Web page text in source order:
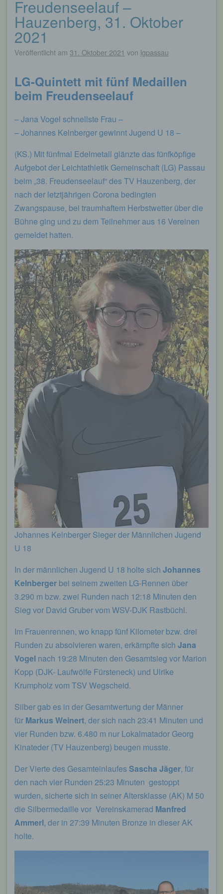
Beitragsnavigation
Freudenseelauf –
Hauzenberg, 31. Oktober
2021
Veröffentlicht am 31. Oktober 2021 von lgpassau
LG-Quintett mit fünf Medaillen
beim Freudenseelauf
– Jana Vogel schnellste Frau –
– Johannes Kelnberger gewinnt Jugend U 18 –
(KS.) Mit fünfmal Edelmetall glänzte das fünfköpfige
Aufgebot der Leichtathletik Gemeinschaft (LG) Passau
beim „38. Freudenseelauf“ des TV Hauzenberg, der
nach der letztjährigen Corona bedingten
Zwangspause, bei traumhaftem Herbstwetter über die
Bühne ging und zu dem Teilnehmer aus 16 Vereinen
gemeldet hatten.
Johannes Kelnberger Sieger der Männlichen Jugend
U 18
In der männlichen Jugend U 18 holte sich Johannes
Kelnberger bei seinem zweiten LG-Rennen über
3.290 m bzw. zwei Runden nach 12:18 Minuten den
Sieg vor David Gruber vom WSV-DJK Rastbüchl.
Im Frauenrennen, wo knapp fünf Kilometer bzw. drei
Runden zu absolvieren waren, erkämpfte sich Jana
Vogel nach 19:28 Minuten den Gesamtsieg vor Marion
Kopp (DJK- Laufwölfe Fürsteneck) und Ulrike
Krumpholz vom TSV Wegscheid.
Silber gab es in der Gesamtwertung der Männer
für Markus Weinert, der sich nach 23:41 Minuten und
vier Runden bzw. 6.480 m nur Lokalmatador Georg
Kinateder (TV Hauzenberg) beugen musste.
Der Vierte des GesamteinlaufesSascha Jäger, für
den nach vier Runden 25:23 Minuten gestoppt
wurden, sicherte sich in seiner Altersklasse (AK) M 50
die Silbermedaille vor Vereinskamerad Manfred
Ammerl, der in 27:39 Minuten Bronze in dieser AK
holte.